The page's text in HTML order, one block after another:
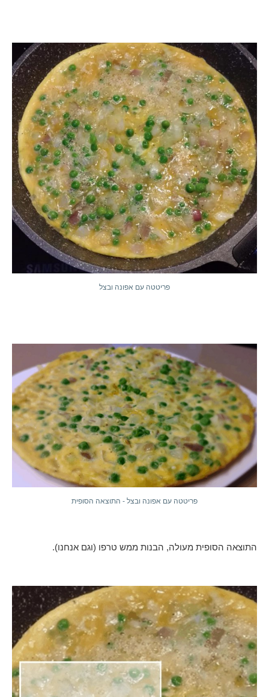
פריטטה עם אפונה ובצל
פריטטה עם אפונה ובצל - התוצאה הסופית
התוצאה הסופית מעולה, הבנות ממש טרפו (וגם אנחנו).